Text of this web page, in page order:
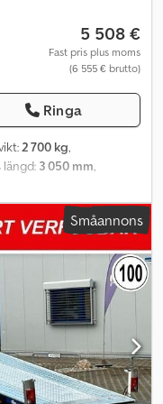
5 508 €
Fast pris plus moms
(6 555 € brutto)
Ringa
2 700 kg,
längd: 3 050 mm,
Tekniska
Totalvikt 2700 kg *
B: 159 cm, H: 180 cm *
självbärande ram *
aluminiumfälgar *
2 * Bromsad axel *
låsbar * Väggar,
profiler *
1 per sida * Stöd
+ godkänd
per sida + 49,99 € för
Småannons